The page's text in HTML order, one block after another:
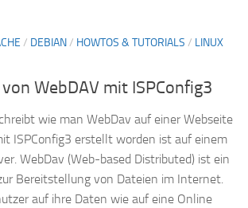
/ DEBIAN/ HOWTOS & TUTORIALS / LINUX
WebDAV mit ISPConfig3
wie man WebDav auf einer Webseite
ISPConfig3 erstellt worden ist auf einem
WebDav (Web-based Distributed) ist ein
Bereitstellung von Dateien im Internet.
auf ihre Daten wie auf eine Online